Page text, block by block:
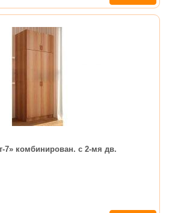
7» комбинирован. с 2-мя дв.